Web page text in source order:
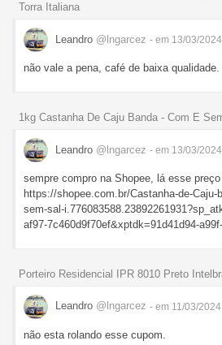
Torra Italiana
Leandro @lngarcez - em 13/03/2024
não vale a pena, café de baixa qualidade.
1kg Castanha De Caju Banda - Com E
Leandro @lngarcez - em 13/03/2024
sempre compro na Shopee, lá esse
https://shopee.com.br/Castanha-de-Caju-
sem-sal-
af97-7c460d9f70ef&xptdk=91d41d94-
Porteiro Residencial IPR 8010 Preto
Leandro @lngarcez - em 11/03/2024
não esta rolando esse cupom.